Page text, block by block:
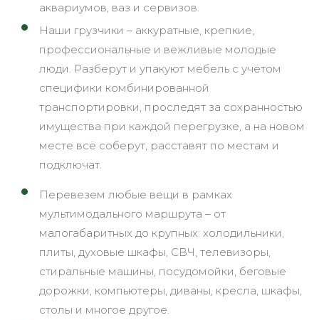
аквариумов, ваз и сервизов.
Наши грузчики – аккуратные, крепкие,
профессиональные и вежливые молодые
люди. Разберут и упакуют мебель с учётом
специфики комбинированной
транспортировки, проследят за сохранностью
имущества при каждой перегрузке, а на новом
месте всё соберут, расставят по местам и
подключат.
Перевезем любые вещи в рамках
мультимодального маршрута – от
малогабаритных до крупных: холодильники,
плиты, духовые шкафы, СВЧ, телевизоры,
стиральные машины, посудомойки, беговые
дорожки, компьютеры, диваны, кресла, шкафы,
столы и многое другое.